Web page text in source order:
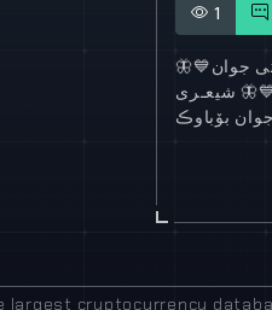
1
جوان💙
🦋
🦋 شیعـری
بۆباوڪ
largest cryptocurrency